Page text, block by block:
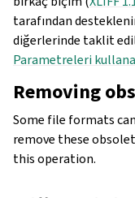
tarafından
diğerlerinde taklit
Parametreleri
Removing
Some file formats
remove these
this operation.